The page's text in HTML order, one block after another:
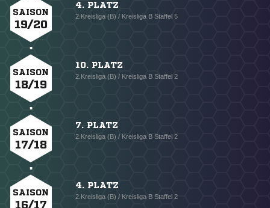
SAISON
19/20
4. PLATZ
2.Kreisliga (B) / Kreisliga B Staffel 5
SAISON
18/19
10. PLATZ
2.Kreisliga (B) / Kreisliga B Staffel 2
SAISON
17/18
7. PLATZ
2.Kreisliga (B) / Kreisliga B Staffel 2
SAISON
16/17
4. PLATZ
2.Kreisliga (B) / Kreisliga B Staffel 2